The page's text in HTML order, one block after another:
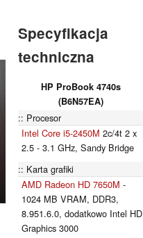
Specyfikacja
techniczna
HP ProBook 4740s
(B6N57EA)
Procesor
Intel Core i5-2450M 2c/4t 2 x
2.5 - 3.1 GHz, Sandy Bridge
Karta grafiki
AMD Radeon HD 7650M -
1024 MB VRAM, DDR3,
8.951.6.0, dodatkowo Intel HD
Graphics 3000